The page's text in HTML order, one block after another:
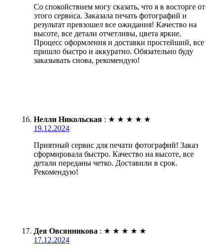
Со спокойствием могу сказать, что я в восторге от
этого сервиса. Заказала печать фотографий и
результат превзошел все ожидания! Качество на
высоте, все детали отчетливы, цвета яркие.
Процесс оформления и доставки простейший, все
пришло быстро и аккуратно. Обязательно буду
заказывать снова, рекомендую!
Нелли Никольская : ★ ★ ★ ★ ★
19.12.2024
Приятный сервис для печати фотографий! Заказ
сформировала быстро. Качество на высоте, все
детали переданы четко. Доставили в срок.
Рекомендую!
Дея Овсянникова : ★ ★ ★ ★ ★
17.12.2024